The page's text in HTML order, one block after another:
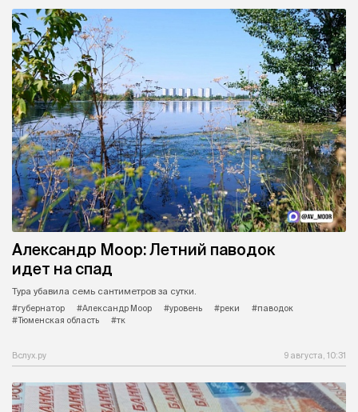
Александр Моор: Летний паводок
идет на спад
Тура убавила семь сантиметров за сутки.
#губернатор
#Александр Моор #уровень #реки
#паводок
#Тюменская область
#тк
Вслух.ру 9 августа, 10:31